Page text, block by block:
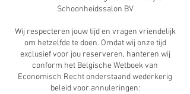
Schoonheidssalon BV
Wij respecteren jouw tijd en vragen vriendelijk
om hetzelfde te doen. Omdat wij onze tijd
exclusief voor jou reserveren, hanteren wij
conform het Belgische Wetboek van
Economisch Recht onderstaand wederkerig
beleid voor annuleringen: